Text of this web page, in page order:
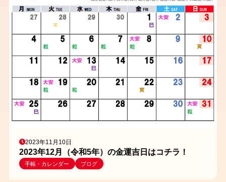
2023年11月10日
2023年12月（令和5年）の金運吉日はコチラ！
手帳・カレンダー ブログ